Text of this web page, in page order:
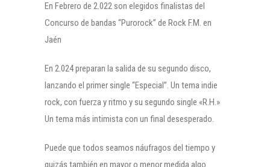
En Febrero de 2.022 son elegidos finalistas del
Concurso de bandas “Purorock” de Rock F.M. en
Jaén
En 2.024 preparan la salida de su segundo disco,
lanzando el primer single “Especial”. Un tema indie
rock, con fuerza y ritmo y su segundo single «R.H.»
Un tema más intimista con un final desesperado.
Puede que todos seamos náufragos del tiempo y
quizás también en mayor o menor medida algo